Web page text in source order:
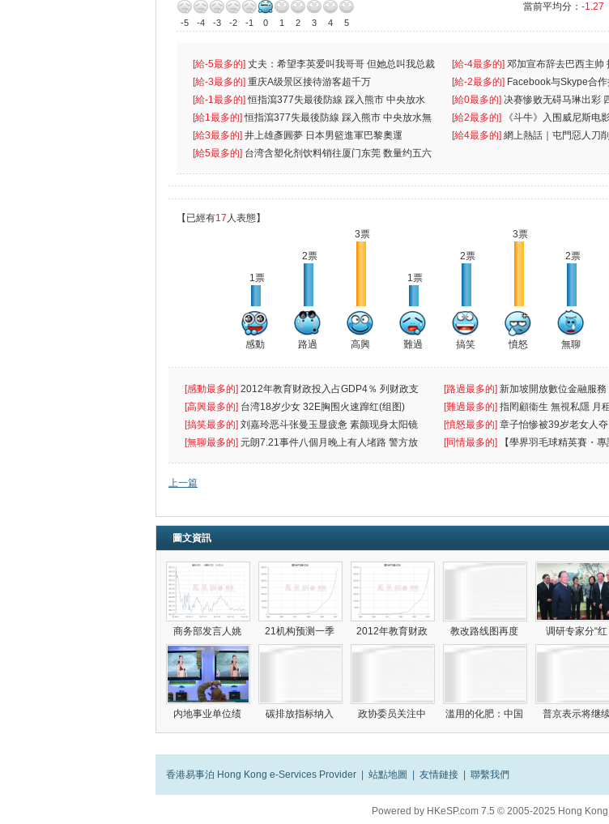
-5 -4 -3 -2 -1 0 1 2 3 4 5
當前平均分： -1.27
[給-5最多的] 丈夫：希望李英爱叫我哥哥 但她总叫我总裁
先
[給-4最多的] 邓加宣布辞去巴西主帅
离
[給-3最多的] 重庆A级景区接待游客超千万 [給-2最多的] Facebook与Skype合
[給-1最多的]恒指瀉377失最後防線 踩入熊市 中央放水
無
[給0最多的] 决赛惨败无碍马琳出彩
[給1最多的]恒指瀉377失最後防線 踩入熊市 中央放水無 [給2最多的]
《斗牛》入围威尼斯电
[給3最多的] 井上雄彥圓夢 日本男籃進軍巴黎奧運 [給4最多的] 網上熱話｜屯門惡人刀
[給5最多的] 台湾含塑化剂饮料销往厦门东莞 数量约五六
【已經有17 人表態】
1票
感動
2票
路過
3票
高興
1票
難過
2票
搞笑
3票
憤怒
2票
無聊
[感動最多的] 2012年教育财政投入占GDP4％ 列财政支
出首位
[路過最多的] 新加坡開放數位金融服
[高興最多的] 台湾18岁少女 32E胸围火速蹿红(组图) [難過最多的] 指罔顧衞生 無視私隱 月
罪
[搞笑最多的] 刘嘉玲恶斗张曼玉显疲惫 素颜现身太阳镜
遮
[憤怒最多的] 章子怡惨被39岁老女人
[無聊最多的] 元朗7.21事件八個月晚上有人堵路 警方放
催
[同情最多的]
【學界羽毛球精英賽・
敗
上一篇
圖文資訊
商务部发言人姚 21机构预测一季 2012年教育财政 教改路线图再度 调研专家分“红
内地事业单位绩 碳排放指标纳入 政协委员关注中 滥用的化肥：中国 普京表示将继
香港易事泊 Hong Kong e-Services Provider 站點地圖 友情鏈接 聯繫我們
Powered by HKeSP.com 7.5 © 2005-2025 Hong